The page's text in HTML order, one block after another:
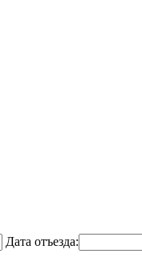
Дата отъезда: